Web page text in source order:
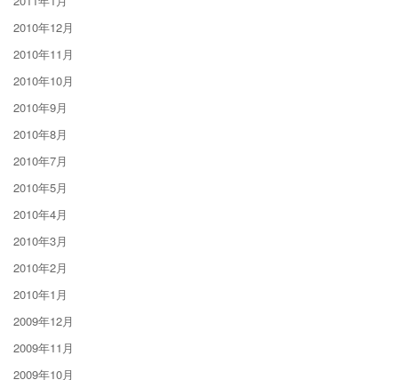
2010年12月
2010年11月
2010年10月
2010年9月
2010年8月
2010年7月
2010年5月
2010年4月
2010年3月
2010年2月
2010年1月
2009年12月
2009年11月
2009年10月